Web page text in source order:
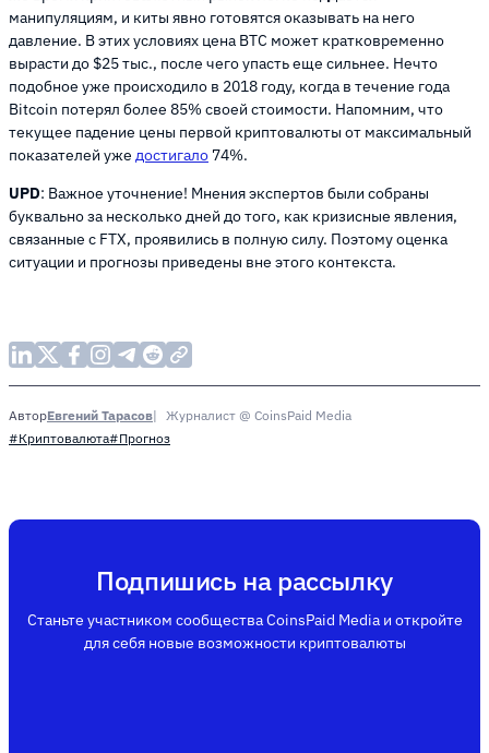
манипуляциям, и киты явно готовятся оказывать на него
давление. В этих условиях цена BTC может кратковременно
вырасти до $25 тыс., после чего упасть еще сильнее. Нечто
подобное уже происходило в 2018 году, когда в течение года
Bitcoin потерял более 85% своей стоимости. Напомним, что
текущее падение цены первой криптовалюты от максимальный
показателей уже достигало 74%.
UPD: Важное уточнение! Мнения экспертов были собраны
буквально за несколько дней до того, как кризисные явления,
связанные с FTX, проявились в полную силу. Поэтому оценка
ситуации и прогнозы приведены вне этого контекста.
АвторЕвгений Тарасов
Журналист @ CoinsPaid Media
#Криптовалюта#Прогноз
Подпишись на рассылку
Станьте участником сообщества CoinsPaid Media и откройте
для себя новые возможности криптовалюты